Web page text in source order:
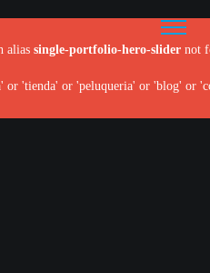
alias single-portfolio-hero-slider not
'tienda' or 'peluqueria' or 'blog' or